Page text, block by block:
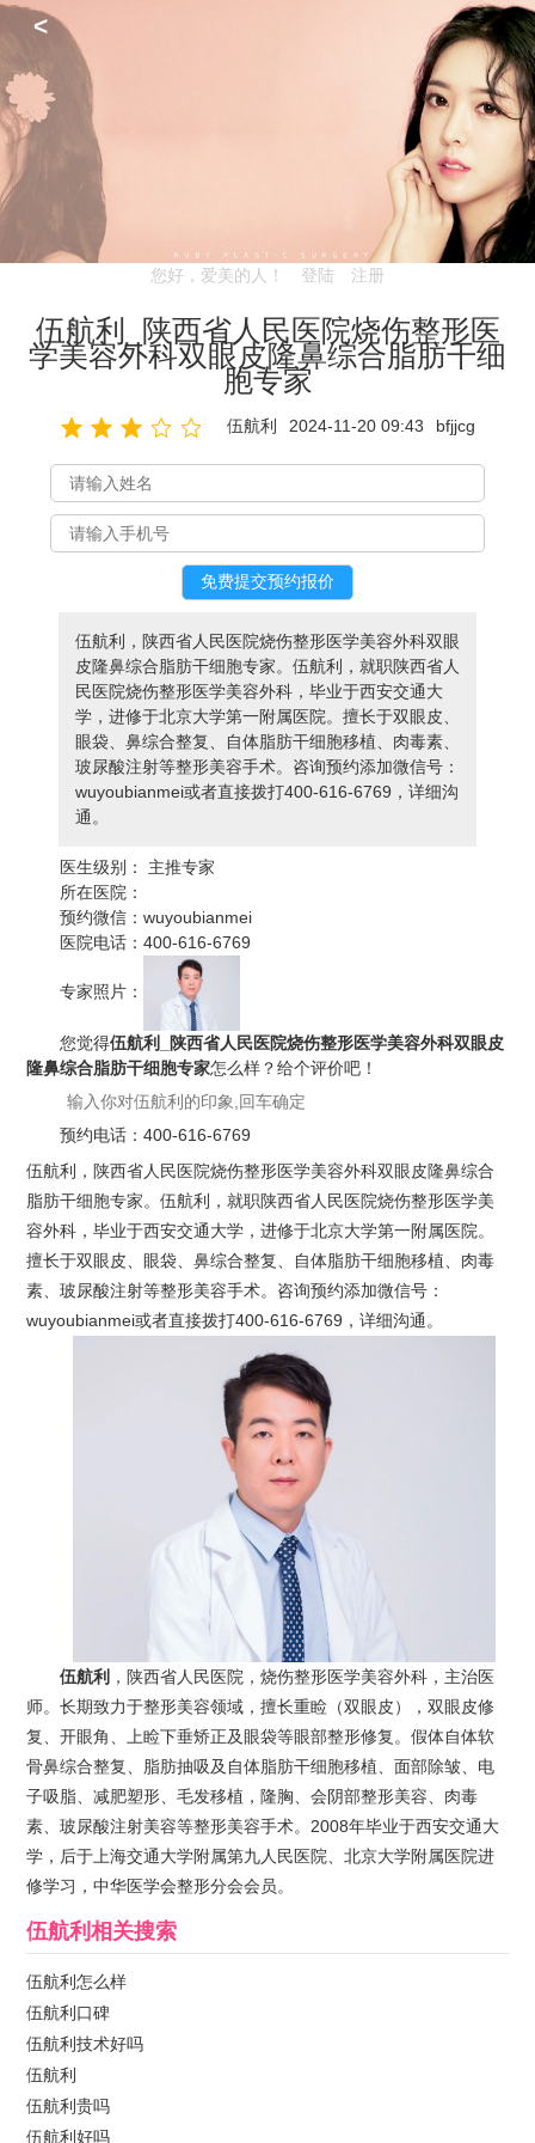
<
您好，爱美的人！ 登陆 注册
伍航利_陕西省人民医院烧伤整形医
学美容外科双眼皮隆鼻综合脂肪干细
胞专家
伍航利 2024-11-20 09:43 bfjjcg
伍航利，陕西省人民医院烧伤整形医学美容外科双眼
皮隆鼻综合脂肪干细胞专家。伍航利，就职陕西省人
民医院烧伤整形医学美容外科，毕业于西安交通大
学，进修于北京大学第一附属医院。擅长于双眼皮、
眼袋、鼻综合整复、自体脂肪干细胞移植、肉毒素、
玻尿酸注射等整形美容手术。咨询预约添加微信号：
wuyoubianmei或者直接拨打400-616-6769，详细沟
通。
医生级别：
主推专家
所在医院：
预约微信：wuyoubianmei
医院电话：400-616-6769
专家照片：
您觉得伍航利_陕西省人民医院烧伤整形医学美容外科双眼皮
隆鼻综合脂肪干细胞专家怎么样？给个评价吧！
预约电话：400-616-6769
伍航利，陕西省人民医院烧伤整形医学美容外科双眼皮隆鼻综合
脂肪干细胞专家。伍航利，就职陕西省人民医院烧伤整形医学美
容外科，毕业于西安交通大学，进修于北京大学第一附属医院。
擅长于双眼皮、眼袋、鼻综合整复、自体脂肪干细胞移植、肉毒
素、玻尿酸注射等整形美容手术。咨询预约添加微信号：
wuyoubianmei或者直接拨打400-616-6769，详细沟通。
伍航利 ，陕西省人民医院，烧伤整形医学美容外科，主治医
师。长期致力于整形美容领域，擅长重睑（双眼皮），双眼皮修
复、开眼角、上睑下垂矫正及眼袋等眼部整形修复。假体自体软
骨鼻综合整复、脂肪抽吸及自体脂肪干细胞移植、面部除皱、电
子吸脂、减肥塑形、毛发移植，隆胸、会阴部整形美容、肉毒
素、玻尿酸注射美容等整形美容手术。2008年毕业于西安交通大
学，后于上海交通大学附属第九人民医院、北京大学附属医院进
修学习，中华医学会整形分会会员。
伍航利相关搜索
伍航利怎么样
伍航利口碑
伍航利技术好吗
伍航利
伍航利贵吗
伍航利好吗